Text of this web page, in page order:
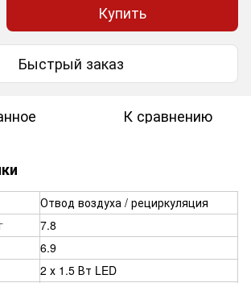
Купить
Быстрый заказ
К сравнению
Отвод воздуха / рециркуляция
7.8
6.9
2 х 1.5 Вт LED